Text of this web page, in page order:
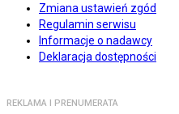
Zmiana ustawień zgód
Regulamin serwisu
Informacje o nadawcy
Deklaracja dostępności
REKLAMA I PRENUMERATA